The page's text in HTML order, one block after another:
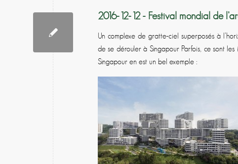
2016-12-12 - Festival mondial de
Un complexe de gratte-ciel superposés à
de se dérouler à Singapour Parfois, ce sont les
Singapour en est un bel exemple :